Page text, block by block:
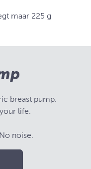
maar 225 g
breast pump.
life.
noise.